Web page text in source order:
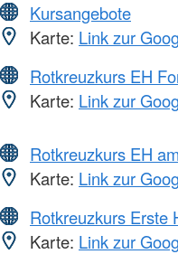
Kursangebote
Karte: Link zur
Rotkreuzkurs EH
Karte: Link zur
Rotkreuzkurs EH
Karte: Link zur
Rotkreuzkurs Erste
Karte: Link zur